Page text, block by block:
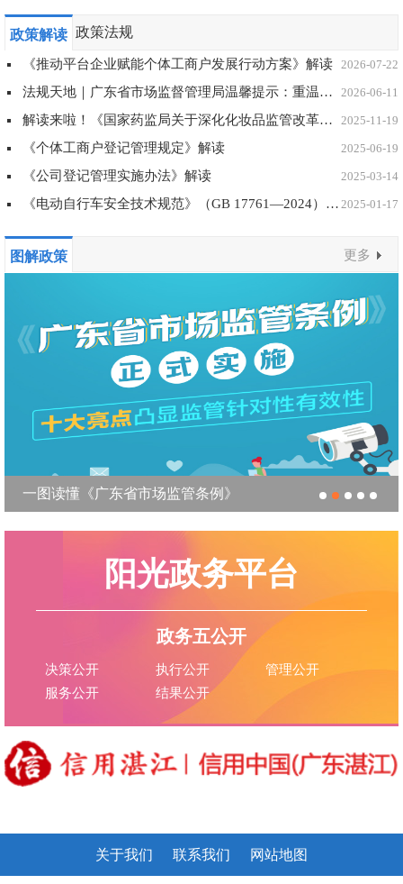
政策解读 政策法规
《推动平台企业赋能个体工商户发展行动方案》解读 2026-07-22
法规天地｜广东省市场监督管理局温馨提示：重温《特种设备重大事故隐患判定准则》解读与释义，认真落实排查整治风险隐患主体责任 2026-06-11
解读来啦！《国家药监局关于深化化妆品监管改革促进产业高质量发展的意见》 2025-11-19
《个体工商户登记管理规定》解读 2025-06-19
《公司登记管理实施办法》解读 2025-03-14
《电动自行车安全技术规范》（GB 17761—2024）强制性国家标准主要技术内容问答 2025-01-17
图解政策 更多
一图读懂《广东省市场监管条例》
阳光政务平台
政务五公开
决策公开 执行公开
管理公开
服务公开
结果公开
关于我们 联系我们 网站地图